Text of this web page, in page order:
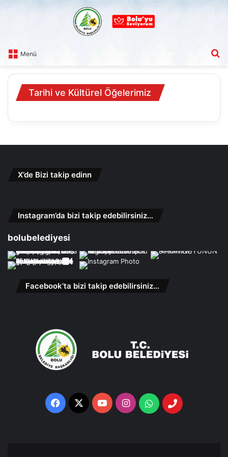
Menü
Tarihi ve Kültürel Öğelerimiz
X’de Bizi takip edinn
Instagram’da bizi takip edebilirsiniz…
bolubelediyesi
Facebook’ta bizi takip edebilirsiniz…
Facebook
X YouTubeInstagramWhatsappTelefon